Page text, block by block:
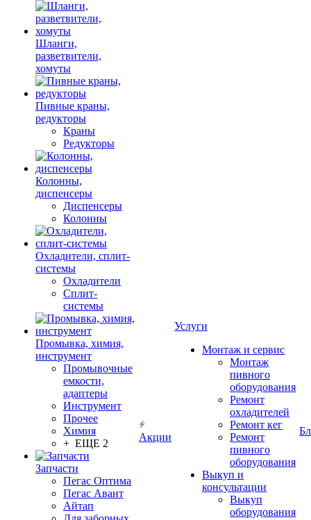
Шланги,
разветвители,
хомуты
Пивные краны,
редукторы
Краны
Редукторы
Колонны,
диспенсеры
Диспенсеры
Колонны
Охладители, сплит-
системы
Охладители
Сплит-
системы
Промывка, химия,
инструмент
Промывочные
емкости,
адаптеры
Инструмент
Прочее
Химия
+ ЕЩЕ 2
Запчасти
Пегас Оптима
Пегас Авант
Айтап
Акции
Услуги
Монтаж и сервис
Монтаж
пивного
оборудования
Ремонт
охладителей
Ремонт кег
Ремонт
пивного
оборудования
Выкуп и
консультации
Выкуп
оборудования